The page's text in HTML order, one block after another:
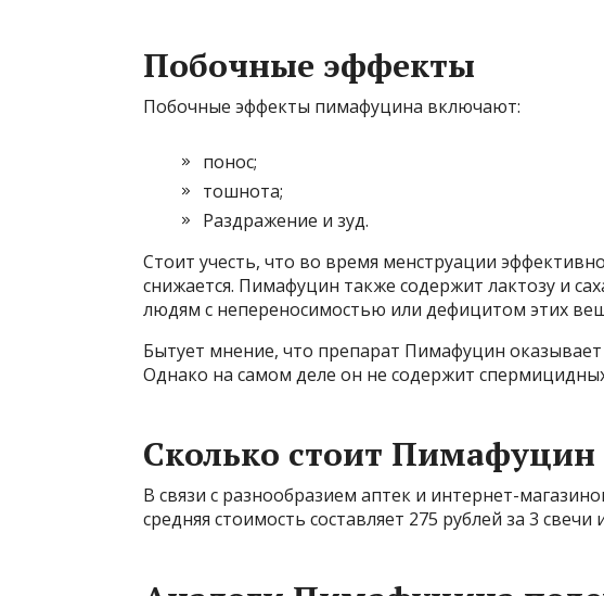
Побочные эффекты
Побочные эффекты пимафуцина включают:
понос;
тошнота;
Раздражение и зуд.
Стоит учесть, что во время менструации
снижается. Пимафуцин также содержит лактозу и
людям с непереносимостью или дефицитом этих
Бытует мнение, что препарат Пимафуцин
Однако на самом деле он не содержит
Сколько стоит Пимафуцин
В связи с разнообразием аптек и интернет-
средняя стоимость составляет 275 рублей за 3